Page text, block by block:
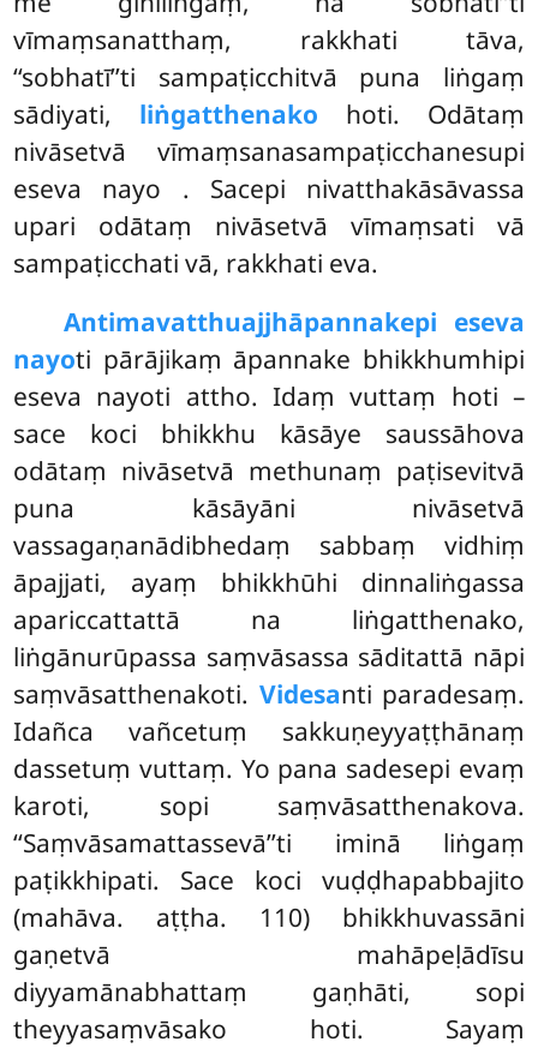
vīmaṃsanatthaṃ, rakkhati tāva,
‘‘sobhatī’’ti sampaṭicchitvā puna liṅgaṃ
sādiyati, liṅgatthenako hoti. Odātaṃ
nivāsetvā vīmaṃsanasampaṭicchanesupi
eseva nayo . Sacepi nivatthakāsāvassa
upari odātaṃ nivāsetvā vīmaṃsati vā
sampaṭicchati vā, rakkhati eva.
Antimavatthuajjhāpannakepi eseva
nayoti pārājikaṃ āpannake bhikkhumhipi
eseva nayoti attho. Idaṃ vuttaṃ hoti –
sace koci bhikkhu kāsāye saussāhova
odātaṃ nivāsetvā methunaṃ paṭisevitvā
puna kāsāyāni nivāsetvā
vassagaṇanādibhedaṃ sabbaṃ vidhiṃ
āpajjati, ayaṃ bhikkhūhi dinnaliṅgassa
apariccattattā na liṅgatthenako,
liṅgānurūpassa saṃvāsassa sāditattā nāpi
saṃvāsatthenakoti. Videsanti paradesaṃ.
Idañca vañcetuṃ sakkuṇeyyaṭṭhānaṃ
dassetuṃ vuttaṃ. Yo pana sadesepi evaṃ
karoti, sopi saṃvāsatthenakova.
‘‘Saṃvāsamattassevā’’ti iminā liṅgaṃ
paṭikkhipati. Sace koci vuḍḍhapabbajito
(mahāva. aṭṭha. 110) bhikkhuvassāni
gaṇetvā mahāpeḷādīsu
diyyamānabhattaṃ gaṇhāti, sopi
theyyasaṃvāsako hoti. Sayaṃ